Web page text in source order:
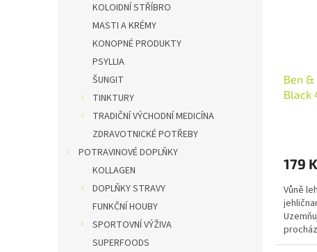
KOLOIDNÍ STŘÍBRO
MASTI A KRÉMY
KONOPNÉ PRODUKTY
PSYLLIA
ŠUNGIT
TINKTURY
TRADIČNÍ VÝCHODNÍ MEDICÍNA
ZDRAVOTNICKÉ POTŘEBY
POTRAVINOVÉ DOPLŇKY
KOLLAGEN
DOPLŇKY STRAVY
FUNKČNÍ HOUBY
SPORTOVNÍ VÝŽIVA
SUPERFOODS
Ben
Black
179
Vůně